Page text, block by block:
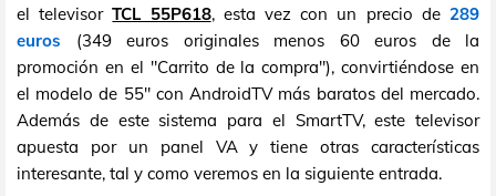
el televisorTCL 55P618, esta vez con un precio de289
euros (349 euros originales menos 60 euros de la
promoción en el "Carrito de la compra"), convirtiéndose en
el modelo de 55" con AndroidTV más baratos del mercado.
Además de este sistema para el SmartTV, este televisor
apuesta por un panel VA y tiene otras características
interesante, tal y como veremos en la siguiente entrada.